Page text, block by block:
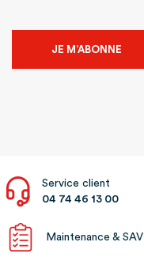
JE M’ABONNE
Service client
04 74 46 13 00
Maintenance & SAV